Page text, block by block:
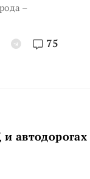
–
75
автодорогах